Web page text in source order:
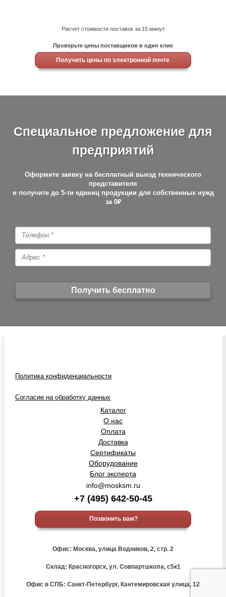
Расчет стоимости поставок за 15 минут
Проверьте цены поставщиков в один клик
Получить цены по электронной почте
Специальное предложение для
предприятий
Оформите заявку на бесплатный выезд технического
представителя
и получите до 5-ти единиц продукции для собственных нужд
за 0₽
Политика конфиденциальности
Согласие на обработку данных
Каталог
О нас
Оплата
Доставка
Сертификаты
Оборудование
Блог эксперта
info@mosksm.ru
+7 (495) 642-50-45
Позвонить вам?
Офис: Москва, улица Водников, 2, стр. 2
Склад: Красногорск, ул. Совпартшкола, с5к1
Офис в СПБ: Санкт-Петербург, Кантемировская улица, 12